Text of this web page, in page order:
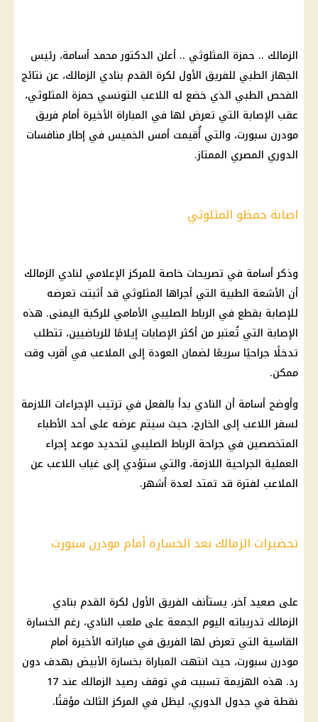
الزمالك .. حمزة المثلوثي .. أعلن الدكتور محمد أسامة، رئيس
الجهاز الطبي للفريق الأول لكرة القدم بنادي الزمالك، عن نتائج
الفحص الطبي الذي خضع له اللاعب التونسي حمزة المثلوثي،
عقب الإصابة التي تعرض لها في المباراة الأخيرة أمام فريق
مودرن سبورت، والتي أُقيمت أمس الخميس في إطار منافسات
الدوري المصري الممتاز.
اصابة حمظو المثلوثي
وذكر أسامة في تصريحات خاصة للمركز الإعلامي لنادي الزمالك
أن الأشعة الطبية التي أجراها المثلوثي قد أثبتت تعرضه
للإصابة بقطع في الرباط الصليبي الأمامي للركبة اليمنى. هذه
الإصابة التي تُعتبر من أكثر الإصابات إيلامًا للرياضيين، تتطلب
تدخلًا جراحيًا سريعًا لضمان العودة إلى الملاعب في أقرب وقت
ممكن.
وأوضح أسامة أن النادي بدأ بالفعل في ترتيب الإجراءات اللازمة
لسفر اللاعب إلى الخارج، حيث سيتم عرضه على أحد الأطباء
المتخصصين في جراحة الرباط الصليبي لتحديد موعد إجراء
العملية الجراحية اللازمة، والتي ستؤدي إلى غياب اللاعب عن
الملاعب لفترة قد تمتد لعدة أشهر.
تحضيرات الزمالك بعد الخسارة أمام مودرن سبورت
على صعيد آخر، يستأنف الفريق الأول لكرة القدم بنادي
الزمالك تدريباته اليوم الجمعة على ملعب النادي، رغم الخسارة
القاسية التي تعرض لها الفريق في مباراته الأخيرة أمام
مودرن سبورت، حيث انتهت المباراة بخسارة الأبيض بهدف دون
رد. هذه الهزيمة تسببت في توقف رصيد الزمالك عند 17
نقطة في جدول الدوري، ليظل في المركز الثالث مؤقتًا.